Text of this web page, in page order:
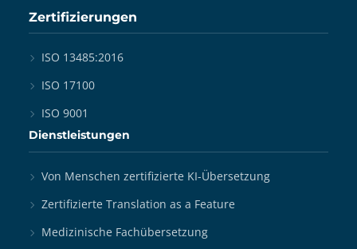
Zertifizierungen
ISO 13485:2016
ISO 17100
ISO 9001
Dienstleistungen
Von Menschen zertifizierte KI-Übersetzung
Zertifizierte Translation as a Feature
Medizinische Fachübersetzung